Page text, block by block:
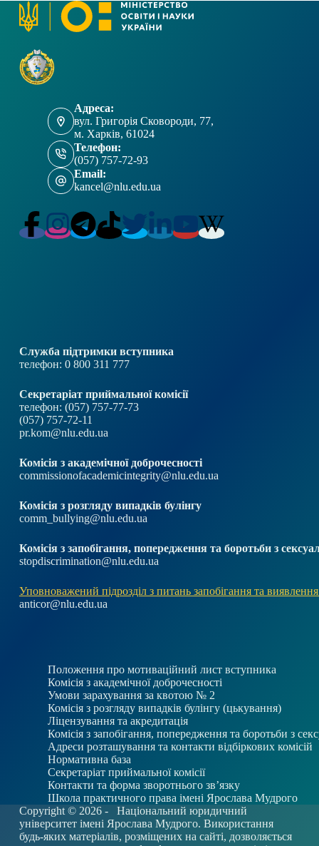
Адреса:
вул. Григорія Сковороди, 77,
м. Харків, 61024
Телефон:
(057) 757-72-93
Email:
kancel@nlu.edu.ua
Служба підтримки вступника
телефон: 0 800 311 777
Секретаріат приймальної комісії
телефон: (057) 757-77-73
(057) 757-72-11
pr.kom@nlu.edu.ua
Комісія з академічної доброчесності
commissionofacademicintegrity@nlu.edu.ua
Комісія з розгляду випадків булінгу
comm_bullying@nlu.edu.ua
Комісія з запобігання, попередження та боротьби з
stopdiscrimination@nlu.edu.ua
Уповноважений підрозділ з питань запобігання та виявлення
anticor@nlu.edu.ua
Положення про мотиваційний лист вступника
Комісія з академічної доброчесності
Умови зарахування за квотою № 2
Комісія з розгляду випадків булінгу (цькування)
Ліцензування та акредитація
Комісія з запобігання, попередження та боротьби з
Адреси розташування та контакти відбіркових комісій
Нормативна база
Секретаріат приймальної комісії
Контакти та форма зворотнього зв’язку
Школа практичного права імені Ярослава Мудрого
Copyright © 2026 - Національний юридичний
університет імені Ярослава Мудрого. Використання
будь-яких матеріалів, розміщених на сайті, дозволяється